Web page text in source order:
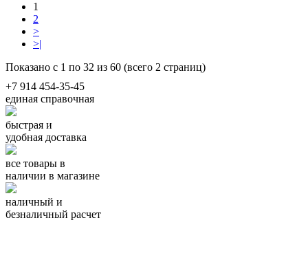
1
2
>
>|
Показано с 1 по 32 из 60 (всего 2 страниц)
+7 914 454-35-45
единая справочная
быстрая и
удобная доставка
все товары в
наличии в магазине
наличный и
безналичный расчет